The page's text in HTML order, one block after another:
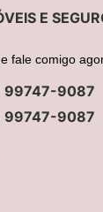
E
fale comigo
99747-9087
99747-9087